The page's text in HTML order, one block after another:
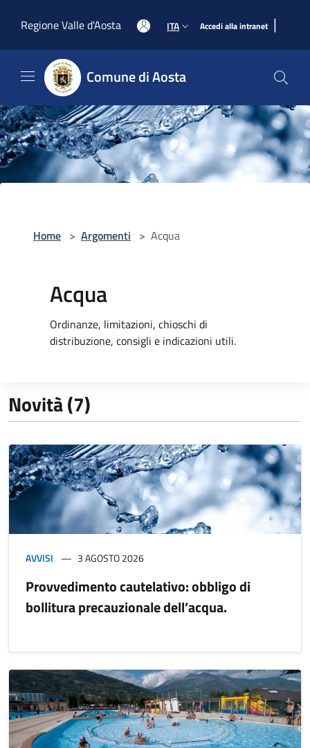
Regione Valle d'Aosta
ITA Accedi alla intranet |
Comune di Aosta
Home > Argomenti > Acqua
Acqua
Ordinanze, limitazioni, chioschi di
distribuzione, consigli e indicazioni utili.
Novità (7)
AVVISI 3 AGOSTO 2026
Provvedimento cautelativo: obbligo di
bollitura precauzionale dell’acqua.